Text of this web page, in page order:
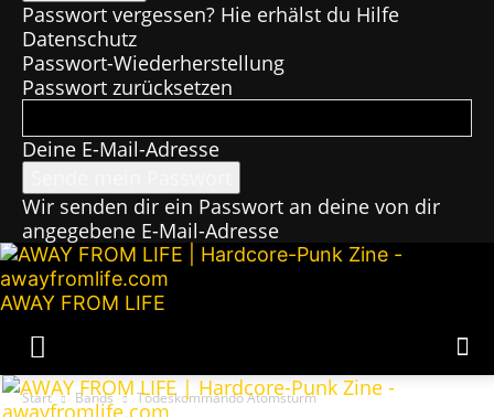
Passwort vergessen? Hie erhälst du Hilfe
Datenschutz
Passwort-Wiederherstellung
Passwort zurücksetzen
Deine E-Mail-Adresse
Wir senden dir ein Passwort an deine von dir
angegebene E-Mail-Adresse
AWAY FROM LIFE
Start Bands Todeskommando Atomsturm